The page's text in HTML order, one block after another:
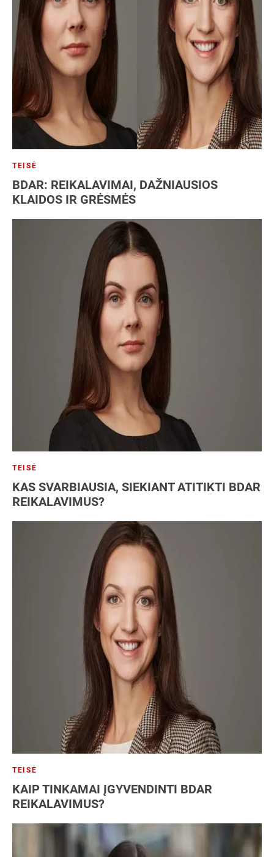
TEISĖ
BDAR: REIKALAVIMAI, DAŽNIAUSIOS
KLAIDOS IR GRĖSMĖS
TEISĖ
KAS SVARBIAUSIA, SIEKIANT ATITIKTI BDAR
REIKALAVIMUS?
TEISĖ
KAIP TINKAMAI ĮGYVENDINTI BDAR
REIKALAVIMUS?